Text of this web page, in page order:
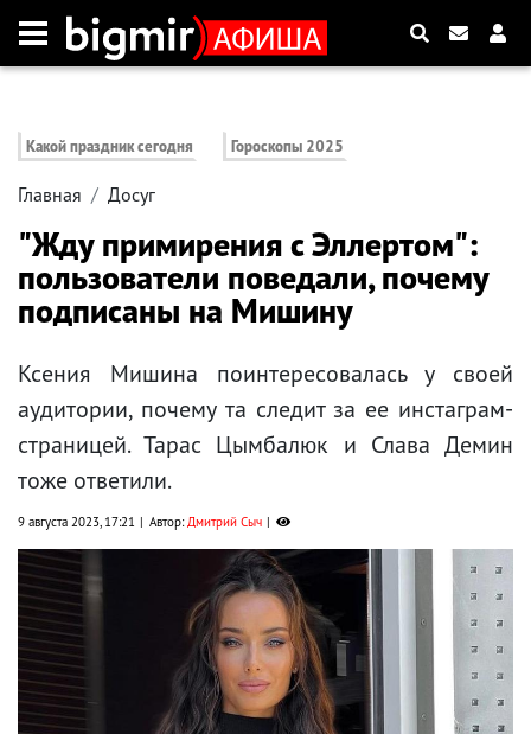
Какой праздник сегодня Гороскопы 2025
Главная Досуг
"Жду примирения с Эллертом":
пользователи поведали, почему
подписаны на Мишину
Ксения Мишина поинтересовалась у своей
аудитории, почему та следит за ее инстаграм-
страницей. Тарас Цымбалюк и Слава Демин
тоже ответили.
9 августа 2023, 17:21 Автор:Дмитрий Сыч